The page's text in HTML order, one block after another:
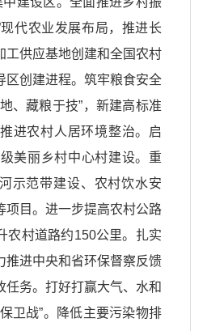
代农业发展布局，推进长
工供应基地创建和全国农村
区创建进程。筑牢粮食安全
、藏粮于技”，新建高标准
进农村人居环境整治。启
美丽乡村中心村建设。重
示范带建设、农村饮水安
项目。进一步提高农村公路
农村道路约150公里。扎实
推进中央和省环保督察反馈
任务。打好打赢大气、水和
卫战”。降低主要污染物排